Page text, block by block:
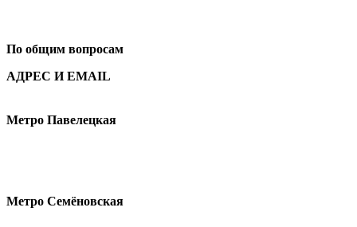
По общим вопросам
АДРЕС И EMAIL
Метро Павелецкая
Метро Семёновская